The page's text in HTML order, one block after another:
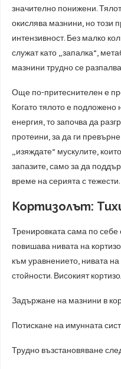
значително понижени.
окислява мазнини, но този
интензивност. Без малко
служат като „запалка“,
мазнини трудно се
Още по-притеснителен е
Когато тялото е подложено
енергия, то започва да
протеини, за да ги
„изяждате“ мускулите,
запазите, само за да
време на серията с тежести.
Кортизолът:
Тренировката сама по
повишава нивата на
към уравнението, нивата
стойности. Високият
Задържане на мазнини в
Потискане на имунната
Трудно възстановяване